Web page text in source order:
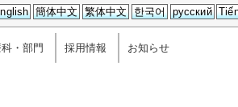
簡体中文 繁体中文 한국어 русский
・部門 採用情報 お知らせ